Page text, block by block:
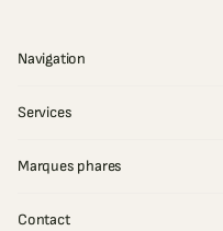
Navigation
Services
Marques phares
Contact